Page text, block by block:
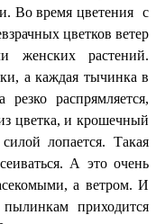
Во время цветения с
цветков ветер
женских растений.
а каждая тычинка в
распрямляется,
цветка, и крошечный
лопается. Такая
А это очень
а ветром. И
приходится